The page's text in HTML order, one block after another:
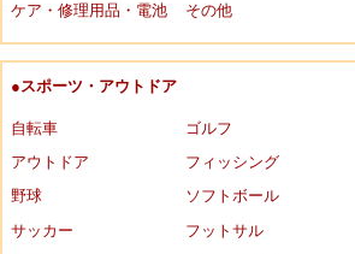
ケア・修理用品・電池
その他
●スポーツ・アウトドア
自転車
ゴルフ
アウトドア
フィッシング
野球
ソフトボール
サッカー
フットサル